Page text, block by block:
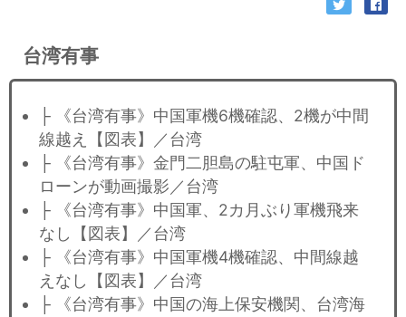
台湾有事
├ 《台湾有事》中国軍機6機確認、2機が中間
線越え【図表】／台湾
├ 《台湾有事》金門二胆島の駐屯軍、中国ド
ローンが動画撮影／台湾
├ 《台湾有事》中国軍、2カ月ぶり軍機飛来
なし【図表】／台湾
├ 《台湾有事》中国軍機4機確認、中間線越
えなし【図表】／台湾
├ 《台湾有事》中国の海上保安機関、台湾海